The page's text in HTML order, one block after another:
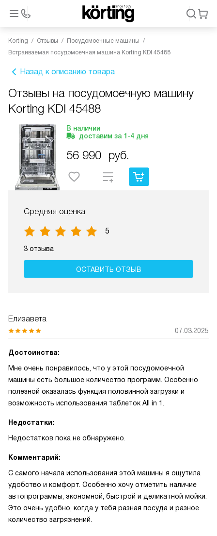
Korting Отзывы
Посудомоечные машины
Встраиваемая посудомоечная машина Korting KDI 45488
Назад к описанию товара
Отзывы на посудомоечную машину
Korting KDI 45488
В наличии
доставим за 1-4 дня
56 990 руб.
Средняя оценка
5
3 отзыва
ОСТАВИТЬ ОТЗЫВ
Елизавета
07.03.2025
Достоинства:
Мне очень понравилось, что у этой посудомоечной
машины есть большое количество программ. Особенно
полезной оказалась функция половинной загрузки и
возможность использования таблеток All in 1.
Недостатки:
Недостатков пока не обнаружено.
Комментарий:
С самого начала использования этой машины я ощутила
удобство и комфорт. Особенно хочу отметить наличие
автопрограммы, экономной, быстрой и деликатной мойки.
Это очень удобно, когда у тебя разная посуда и разное
количество загрязнений.